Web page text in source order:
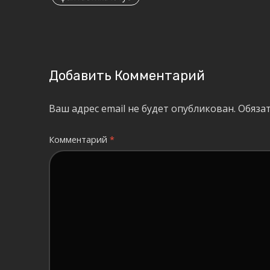
Добавить Комментарий
Ваш адрес email не будет опубликован.
Комментарий *